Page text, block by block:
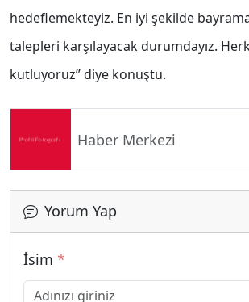
hedeflemekteyiz. En iyi şekilde
talepleri karşılayacak durumdayız.
kutluyoruz’’ diye konuştu.
Haber Merkezi
Yorum Yap
İsim *